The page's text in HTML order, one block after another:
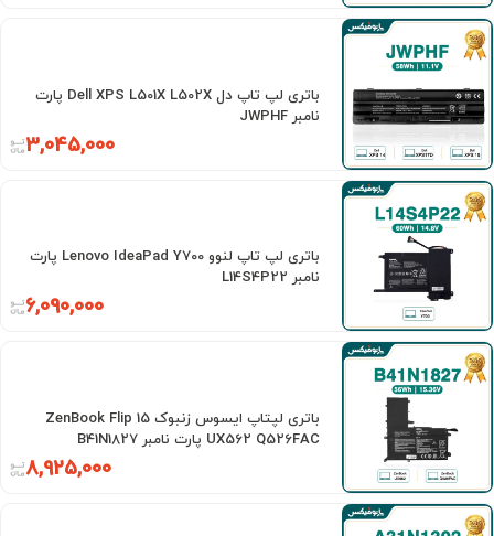
باتری لپ تاپ دل Dell XPS L501X L502X پارت
نامبر JWPHF
3,045,000
باتری لپ تاپ لنوو Lenovo IdeaPad Y700 پارت
نامبر L14S4P22
6,090,000
باتری لپتاپ ایسوس زنبوک ZenBook Flip 15
UX562 Q526FAC پارت نامبر B41N1827
8,925,000